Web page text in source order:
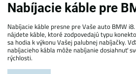
Nabíjacie káble pre
Nabíjacie káble presne pre Vaše auto BMW
nájdete káble, ktoré zodpovedajú typu
sa hodia k výkonu Vašej palubnej nabíjačky.
nabíjacieho kábla môže nabíjanie dosiahnuť
rýchlosti.